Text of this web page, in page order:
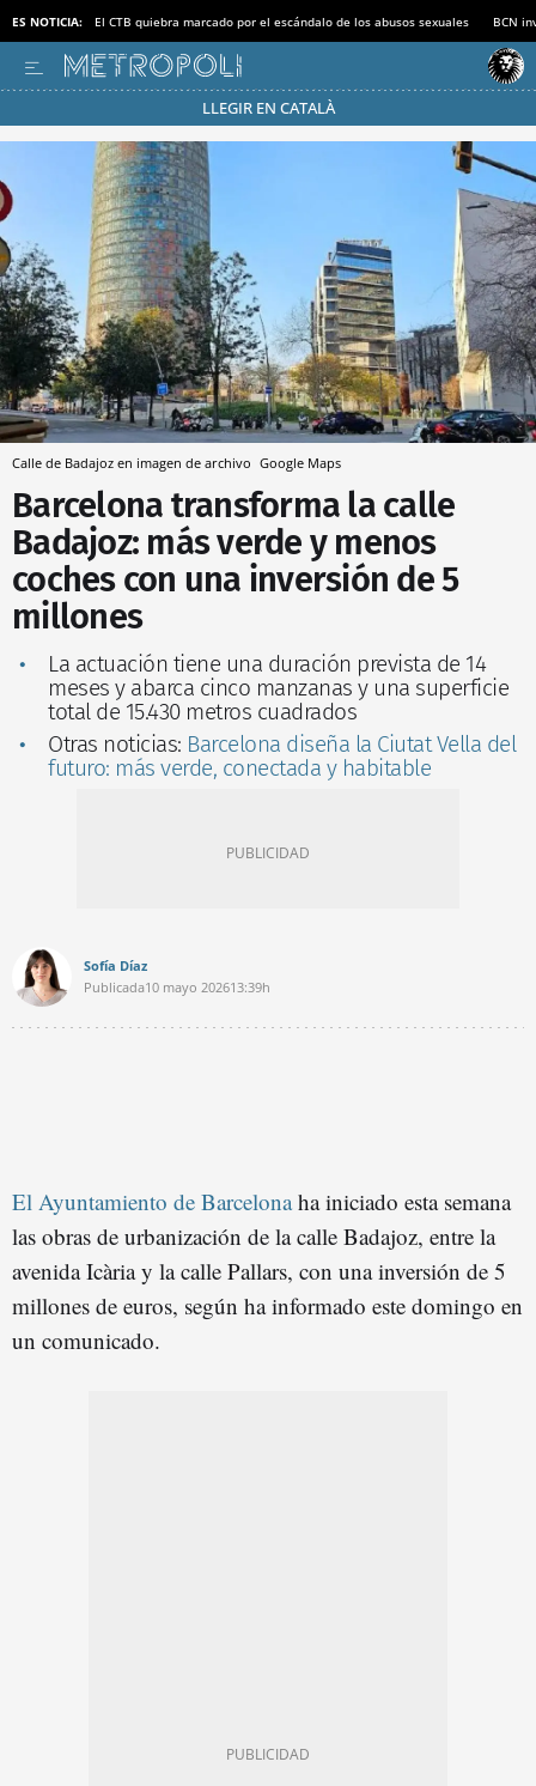
ES NOTICIA: El CTB quiebra marcado por el escándalo de los abusos sexuales BCN
LLEGIR EN CATALÀ
Pásate al MODO AHORRO
Calle de Badajoz en imagen de archivo Google Maps
Barcelona transforma la calle
Badajoz: más verde y menos
coches con una inversión de 5
millones
La actuación tiene una duración prevista de 14
meses y abarca cinco manzanas y una superficie
total de 15.430 metros cuadrados
Otras noticias: Barcelona diseña la Ciutat Vella del
futuro: más verde, conectada y habitable
Sofía Díaz
Publicada10 mayo 202613:39h
El Ayuntamiento de Barcelonaha iniciado esta semana
las obras de urbanización de la calle Badajoz, entre la
avenida Icària y la calle Pallars, con una inversión de 5
millones de euros, según ha informado este domingo en
un comunicado.